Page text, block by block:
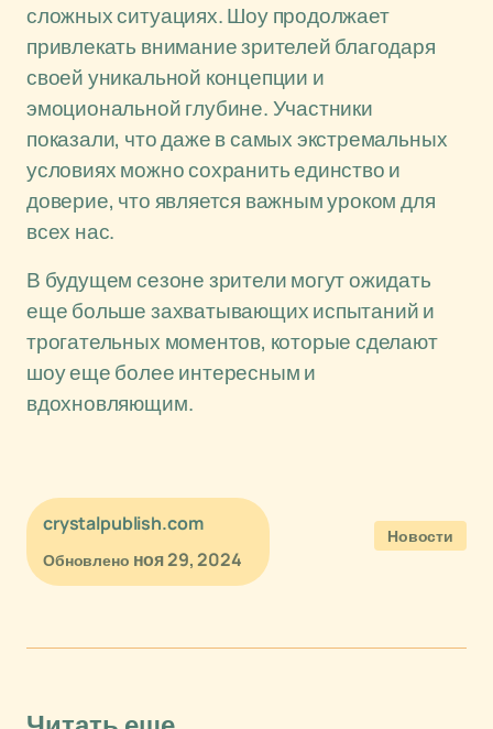
сложных ситуациях. Шоу продолжает
привлекать внимание зрителей благодаря
своей уникальной концепции и
эмоциональной глубине. Участники
показали, что даже в самых экстремальных
условиях можно сохранить единство и
доверие, что является важным уроком для
всех нас.
В будущем сезоне зрители могут ожидать
еще больше захватывающих испытаний и
трогательных моментов, которые сделают
шоу еще более интересным и
вдохновляющим.
crystalpublish.com
Обновлено ноя 29, 2024
Новости